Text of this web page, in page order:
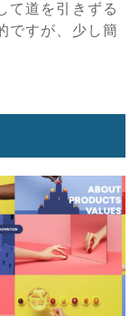
て道を引きずる
ですが、少し簡